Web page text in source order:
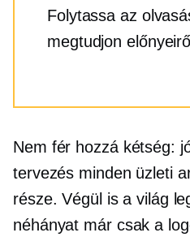
Folytassa az
megtudjon
Nem fér hozzá kétség:
tervezés minden üzleti
része. Végül is a világ
néhányat már csak a